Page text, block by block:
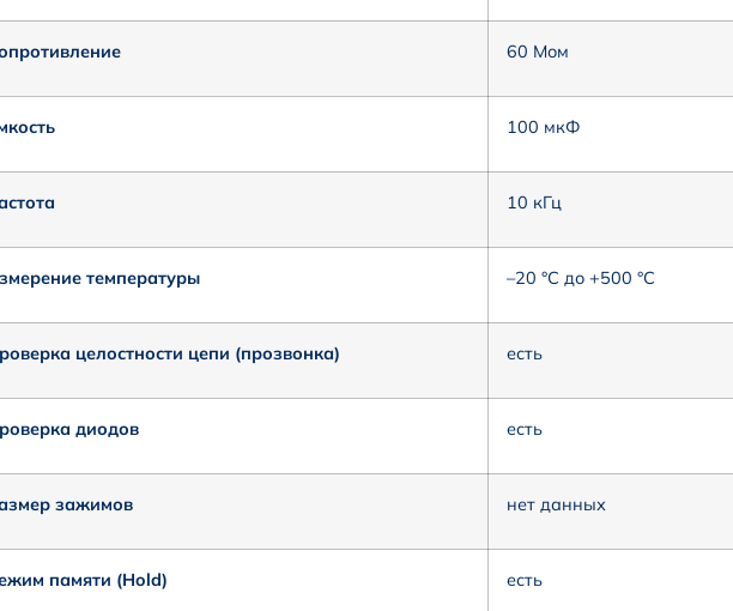
60 Мом
100 мкФ
10 кГц
температуры –20 °С до +500 °С
целостности цепи (прозвонка) есть
диодов есть
зажимов нет данных
памяти (Hold) есть